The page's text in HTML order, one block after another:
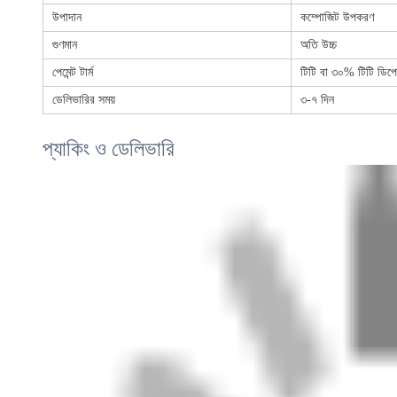
উপাদান কম্পোজিট উপকরণ
গুণমান অতি উচ্চ
পেমেন্ট টার্ম টিটি বা ৩০% টিটি
ডেলিভারির সময় ৩-৭ দিন
প্যাকিং ও ডেলিভারি